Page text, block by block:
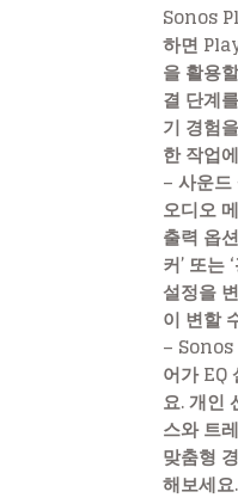
Sonos
하면
을 활용
결 단계
기 경험
한 작업
– 사운
오디오
출력 옵
커’ 또는
설정을
이 변할
– Sonos
어가 EQ
요. 개인
스와 트
맞춤형
해보세요.